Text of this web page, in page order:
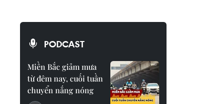
PODCAST
Miền Bắc giảm mưa
từ đêm nay, cuối tuần
chuyển nắng nóng